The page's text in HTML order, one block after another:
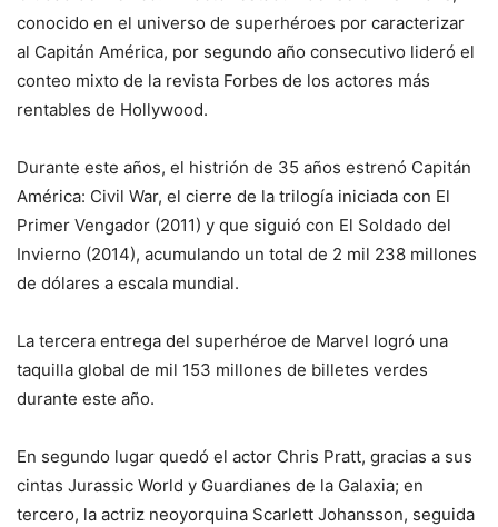
conocido en el universo de superhéroes por caracterizar
al Capitán América, por segundo año consecutivo lideró el
conteo mixto de la revista Forbes de los actores más
rentables de Hollywood.
Durante este años, el histrión de 35 años estrenó Capitán
América: Civil War, el cierre de la trilogía iniciada con El
Primer Vengador (2011) y que siguió con El Soldado del
Invierno (2014), acumulando un total de 2 mil 238 millones
de dólares a escala mundial.
La tercera entrega del superhéroe de Marvel logró una
taquilla global de mil 153 millones de billetes verdes
durante este año.
En segundo lugar quedó el actor Chris Pratt, gracias a sus
cintas Jurassic World y Guardianes de la Galaxia; en
tercero, la actriz neoyorquina Scarlett Johansson, seguida